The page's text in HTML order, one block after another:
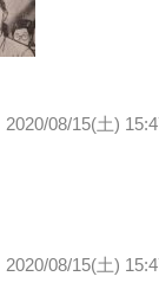
2020/08/15(土)
2020/08/15(土)